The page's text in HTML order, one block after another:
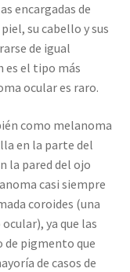
encargadas de
su cabello y sus
de igual
es el tipo más
ocular es raro.
como melanoma
en la parte del
la pared del ojo
casi siempre
coroides (una
ya que las
pigmento que
de casos de